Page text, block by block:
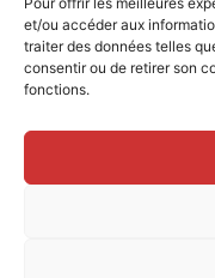
et/ou accéder aux
traiter des données telles
consentir ou de retirer son
fonctions.